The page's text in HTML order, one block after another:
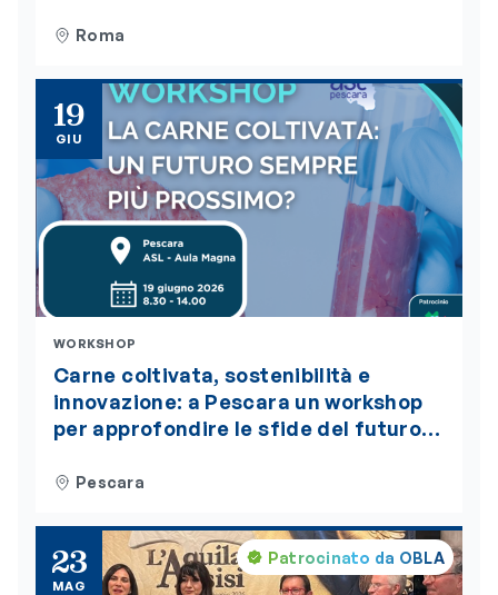
Roma
19
GIU
WORKSHOP
Carne coltivata, sostenibilità e
innovazione: a Pescara un workshop
per approfondire le sfide del futuro
ECMPescara
Patrocinato da OBLA
23
MAG